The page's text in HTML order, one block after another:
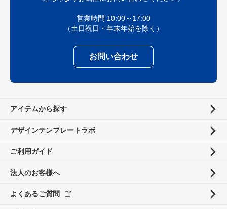
営業時間 10:00～17:00
（土日祝日・年末年始を除く）
お問い合わせ
アイテムから探す
デザインテンプレートラボ
ご利用ガイド
法人のお客様へ
よくあるご質問